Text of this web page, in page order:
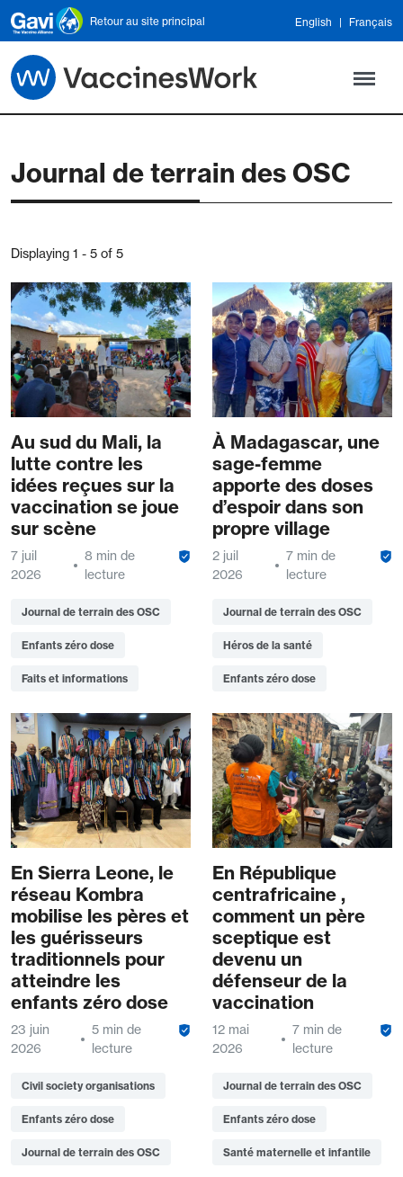
Skip to main content
Retour au site principal English Français
Journal de terrain des OSC
Displaying 1 - 5 of 5
Au sud du Mali, la
lutte contre les
idées reçues sur la
vaccination se joue
sur scène
7 juil
2026
8 min de
lecture
Journal de terrain des OSC
Enfants zéro dose
Faits et informations
À Madagascar, une
sage-femme
apporte des doses
d’espoir dans son
propre village
2 juil
2026
7 min de
lecture
Journal de terrain des OSC
Héros de la santé
Enfants zéro dose
En Sierra Leone, le
réseau Kombra
mobilise les pères et
les guérisseurs
traditionnels pour
atteindre les
enfants zéro dose
23 juin
2026
5 min de
lecture
Civil society organisations
Enfants zéro dose
Journal de terrain des OSC
En République
centrafricaine ,
comment un père
sceptique est
devenu un
défenseur de la
vaccination
12 mai
2026
7 min de
lecture
Journal de terrain des OSC
Enfants zéro dose
Santé maternelle et infantile